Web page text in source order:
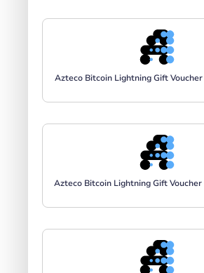
Azteco Bitcoin Lightning Gift Voucher
Azteco Bitcoin Lightning Gift Voucher